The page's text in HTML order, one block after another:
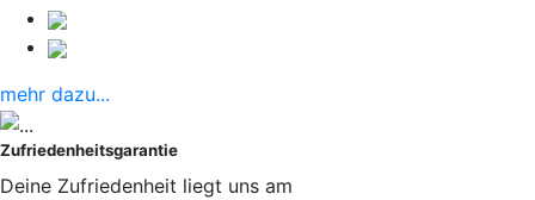
mehr dazu...
Zufriedenheitsgarantie
Deine Zufriedenheit liegt uns am